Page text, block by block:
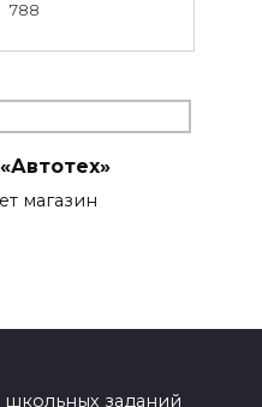
788
магазин
заданий